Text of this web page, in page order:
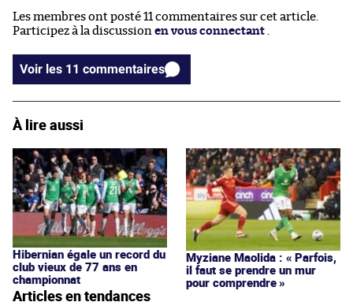
Les membres ont posté 11 commentaires sur cet article.
Participez à la discussion en vous connectant
Voir les 11 commentaires
À lire aussi
Hibernian égale un record du
club vieux de 77 ans en
championnat
Myziane Maolida : « Parfois,
il faut se prendre un mur
pour comprendre »
Articles en tendances